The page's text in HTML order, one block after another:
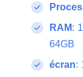
RAM:
64GB
écran: